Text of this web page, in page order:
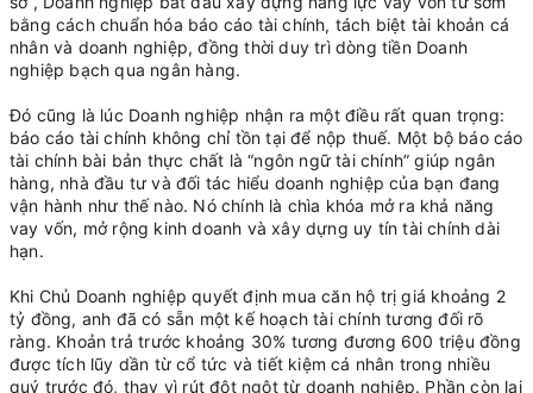
bằng cách chuẩn hóa báo cáo tài chính, tách biệt tài khoản cá
nhân và doanh nghiệp, đồng thời duy trì dòng tiền Doanh
nghiệp bạch qua ngân hàng.
Đó cũng là lúc Doanh nghiệp nhận ra một điều rất quan trọng:
báo cáo tài chính không chỉ tồn tại để nộp thuế. Một bộ báo cáo
tài chính bài bản thực chất là “ngôn ngữ tài chính” giúp ngân
hàng, nhà đầu tư và đối tác hiểu doanh nghiệp của bạn đang
vận hành như thế nào. Nó chính là chìa khóa mở ra khả năng
vay vốn, mở rộng kinh doanh và xây dựng uy tín tài chính dài
hạn.
Khi Chủ Doanh nghiệp quyết định mua căn hộ trị giá khoảng 2
tỷ đồng, anh đã có sẵn một kế hoạch tài chính tương đối rõ
ràng. Khoản trả trước khoảng 30% tương đương 600 triệu đồng
được tích lũy dần từ cổ tức và tiết kiệm cá nhân trong nhiều
quý trước đó, thay vì rút đột ngột từ doanh nghiệp. Phần còn lại